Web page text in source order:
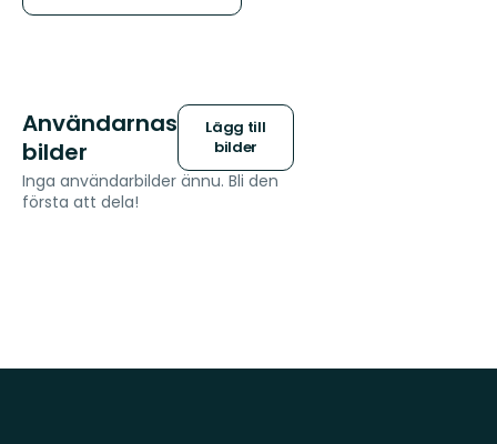
Användarnas
bilder
Lägg till
bilder
Inga användarbilder ännu. Bli den
första att dela!